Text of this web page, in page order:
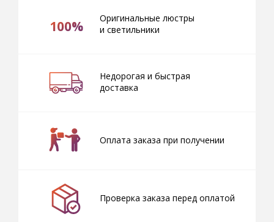
100%
Оригинальные люстры
и светильники
Недорогая и быстрая
доставка
Оплата заказа при получении
Проверка заказа перед оплатой